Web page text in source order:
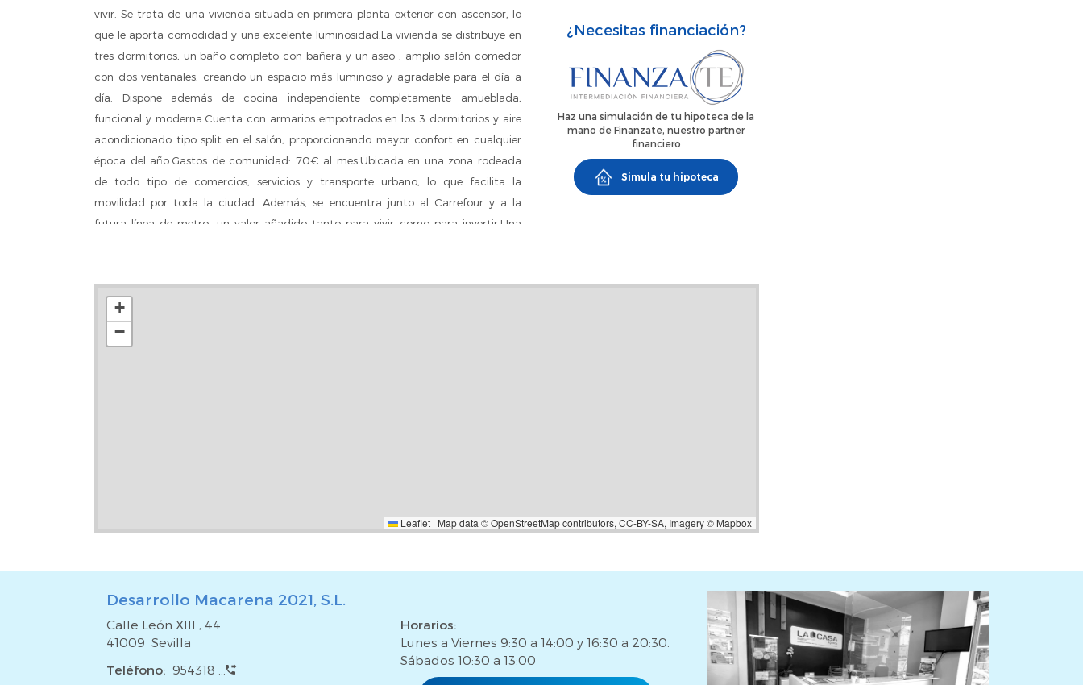
vivir. Se trata de una vivienda situada en primera planta exterior con ascensor, lo
que le aporta comodidad y una excelente luminosidad.La vivienda se distribuye en
tres dormitorios, un baño completo con bañera y un aseo , amplio salón-comedor
con dos ventanales. creando un espacio más luminoso y agradable para el día a
día. Dispone además de cocina independiente completamente amueblada,
funcional y moderna.Cuenta con armarios empotrados en los 3 dormitorios y aire
acondicionado tipo split en el salón, proporcionando mayor confort en cualquier
época del año.Gastos de comunidad: 70€ al mes.Ubicada en una zona rodeada
de todo tipo de comercios, servicios y transporte urbano, lo que facilita la
movilidad por toda la ciudad. Además, se encuentra junto al Carrefour y a la
futura línea de metro, un valor añadido tanto para vivir como para invertir.Una
financiero para informarle sobre los gastos de compra-venta y de financiación***El
precio de venta del inmueble aquí expuesto no incluye ni impuestos ni gastos que
grava la compraventa (ITP o IVA), gastos notariales o registrales, tampoco
honorarios de agencia por intermediación inmobiliaria ni gestión hipotecaria (si
¿Necesitas financiación?
Haz una simulación de tu hipoteca de la
mano de Finanzate, nuestro partner
financiero
Simula tu hipoteca
+
−
Leaflet | Map data ©OpenStreetMapcontributors, CC-BY-SA, Imagery © Mapbox
Desarrollo Macarena 2021, S.L.
Calle León XIII , 44
41009 Sevilla
Teléfono: 954318 ...
Horarios:
Lunes a Viernes 9:30 a 14:00 y 16:30 a 20:30.
Sábados 10:30 a 13:00